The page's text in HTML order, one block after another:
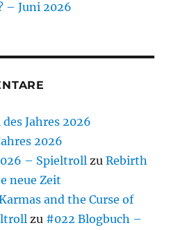
– Juni 2026
des Jahres 2026
2026
– Spieltroll zuRebirth
neue Zeit
and the Curse of
zu #022 Blogbuch –